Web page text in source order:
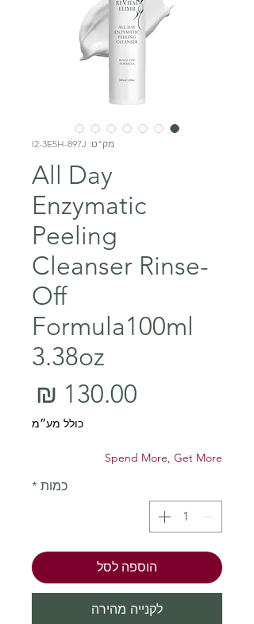
מק"ט: I2-3E5H-897J
All Day
Enzymatic
Peeling
Cleanser Rinse-
Off
Formula100ml
3.38oz
כולל מע״מ
Spend More, Get More
כמות *
הוספה לסל
לקנייה מהירה